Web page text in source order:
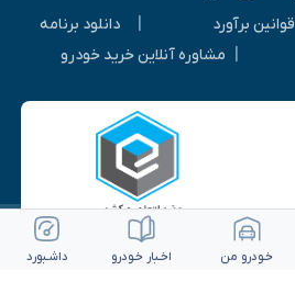
قوانین برآورد
دانلود برنامه
مشاوره آنلاین خرید خودرو
خـودرو من اخـبار خـودرو داشـبورد